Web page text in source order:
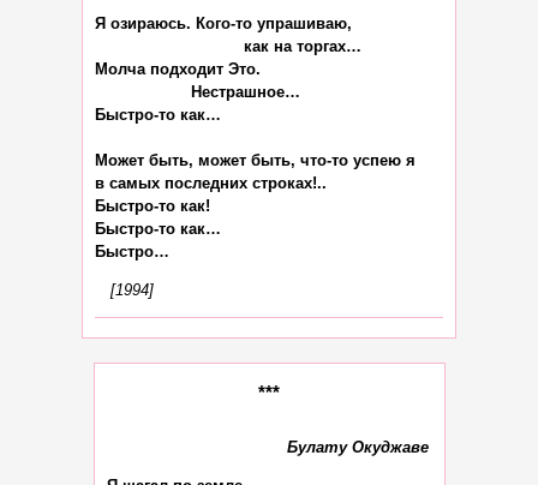
Я озираюсь. Кого-то упрашиваю,
                               как на торгах…
Молча подходит Это.
                    Нестрашное…
Быстро-то как…
Может быть, может быть, что-то успею я
в самых последних строках!..
Быстро-то как!
Быстро-то как…
[1994]
***
Булату Окуджаве